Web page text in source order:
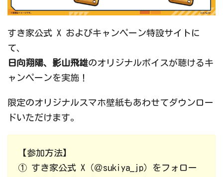
すき家公式 X およびキャンペーン特設サイトに
て、
日向翔陽、影山飛雄のオリジナルボイスが聴けるキ
ャンペーンを実施！
限定のオリジナルスマホ壁紙もあわせてダウンロー
ドいただけます。
【参加方法】
① すき家公式 X（＠sukiya_jp）をフォロー